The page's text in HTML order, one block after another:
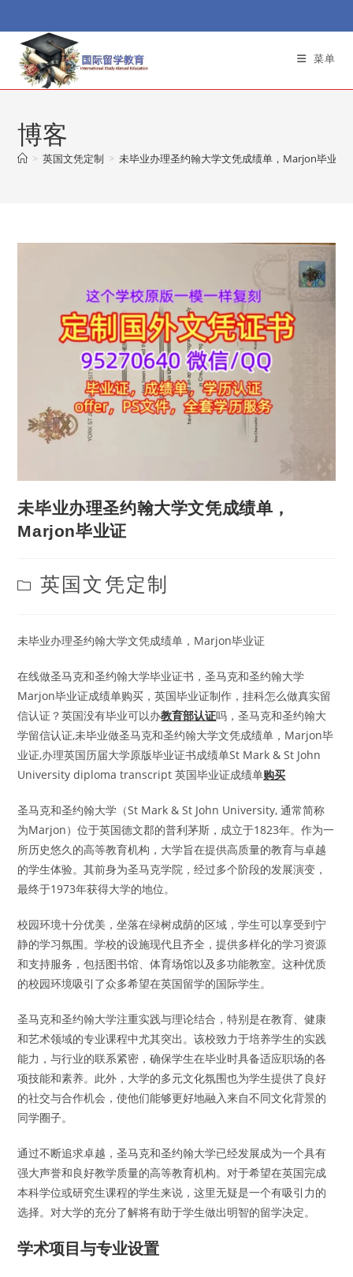
to
content
菜单
博客
> 英国文凭定制 > 未毕业办理圣约翰大学文凭成绩单，Marjon毕业证
未毕业办理圣约翰大学文凭成绩单，
Marjon毕业证
Post
category:
英国文凭定制
未毕业办理圣约翰大学文凭成绩单，Marjon毕业证
在线做圣马克和圣约翰大学毕业证书，圣马克和圣约翰大学
Marjon毕业证成绩单购买，英国毕业证制作，挂科怎么做真实留
信认证？英国没有毕业可以办教育部认证吗，圣马克和圣约翰大
学留信认证,未毕业做圣马克和圣约翰大学文凭成绩单，Marjon毕
业证,办理英国历届大学原版毕业证书成绩单St Mark & St John
University diploma transcript 英国毕业证成绩单购买
圣马克和圣约翰大学（St Mark & St John University, 通常简称
为Marjon）位于英国德文郡的普利茅斯，成立于1823年。作为一
所历史悠久的高等教育机构，大学旨在提供高质量的教育与卓越
的学生体验。其前身为圣马克学院，经过多个阶段的发展演变，
最终于1973年获得大学的地位。
校园环境十分优美，坐落在绿树成荫的区域，学生可以享受到宁
静的学习氛围。学校的设施现代且齐全，提供多样化的学习资源
和支持服务，包括图书馆、体育场馆以及多功能教室。这种优质
的校园环境吸引了众多希望在英国留学的国际学生。
圣马克和圣约翰大学注重实践与理论结合，特别是在教育、健康
和艺术领域的专业课程中尤其突出。该校致力于培养学生的实践
能力，与行业的联系紧密，确保学生在毕业时具备适应职场的各
项技能和素养。此外，大学的多元文化氛围也为学生提供了良好
的社交与合作机会，使他们能够更好地融入来自不同文化背景的
同学圈子。
通过不断追求卓越，圣马克和圣约翰大学已经发展成为一个具有
强大声誉和良好教学质量的高等教育机构。对于希望在英国完成
本科学位或研究生课程的学生来说，这里无疑是一个有吸引力的
选择。对大学的充分了解将有助于学生做出明智的留学决定。
学术项目与专业设置